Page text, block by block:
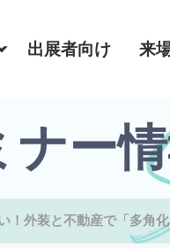
出展者向け 来
ナー
！外装と不動産で「多角